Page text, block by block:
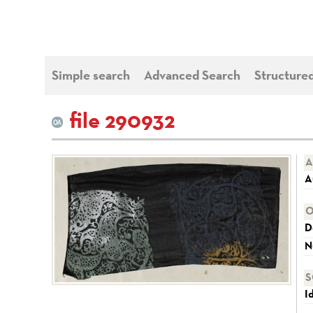
Simple search Advanced Search
file 290932